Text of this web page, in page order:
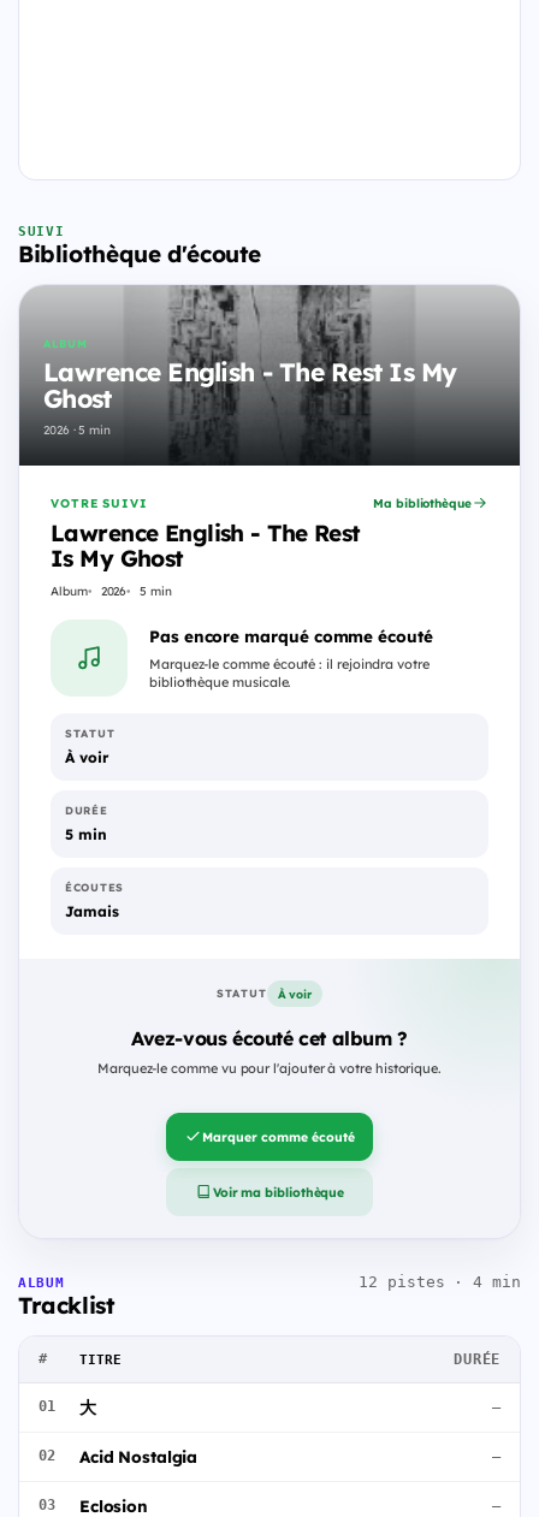
SUIVI
Bibliothèque d'écoute
ALBUM
Lawrence English - The Rest Is My
Ghost
2026 · 5 min
VOTRE SUIVI
Lawrence English - The Rest
Is My Ghost
Album 2026 5 min
Ma bibliothèque
Pas encore marqué comme écouté
Marquez-le comme écouté : il rejoindra votre
bibliothèque musicale.
STATUT
À voir
DURÉE
5 min
ÉCOUTES
Jamais
STATUT À voir
Avez-vous écouté cet album ?
Marquez-le comme vu pour l'ajouter à votre historique.
Marquer comme écouté
Voir ma bibliothèque
ALBUM
Tracklist
12 pistes · 4 min
# TITRE DURÉE
01 大 —
02 Acid Nostalgia —
03 Eclosion —